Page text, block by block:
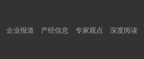
企业报道 产经信息 专家观点 深度阅读